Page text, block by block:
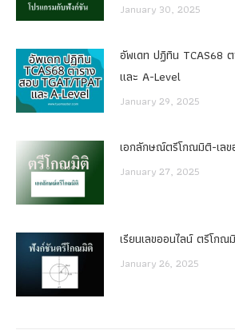
January 30, 2025
อัพเดท ปฏิทิน TCAS68
และ A-Level
January 29, 2025
เอกลักษณ์ตรีโกณมิติ-เลข
January 27, 2025
เรียนเลขออนไลน์ ตรีโก
January 26, 2025